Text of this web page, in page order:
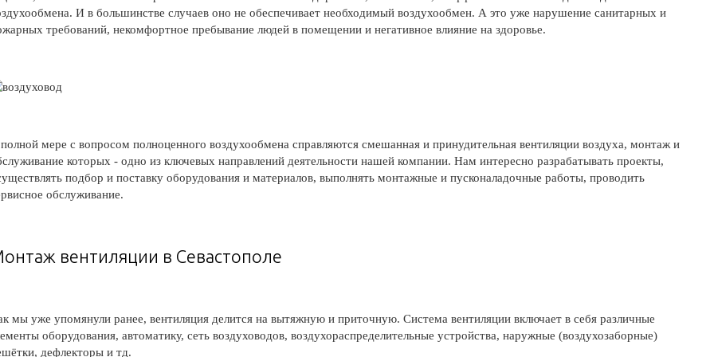
И в большинстве случаев оно не обеспечивает необходимый воздухообмен. А это уже нарушение санитарных и
требований, некомфортное пребывание людей в помещении и негативное влияние на здоровье.
мере с вопросом полноценного воздухообмена справляются смешанная и принудительная вентиляции воздуха, монтаж и
которых - одно из ключевых направлений деятельности нашей компании. Нам интересно разрабатывать проекты,
подбор и поставку оборудования и материалов, выполнять монтажные и пусконаладочные работы, проводить
обслуживание.
вентиляции в Севастополе
мы уже упомянули ранее, вентиляция делится на вытяжную и приточную. Система вентиляции включает в себя различные
оборудования, автоматику, сеть воздуховодов, воздухораспределительные устройства, наружные (воздухозаборные)
дефлекторы и тд.